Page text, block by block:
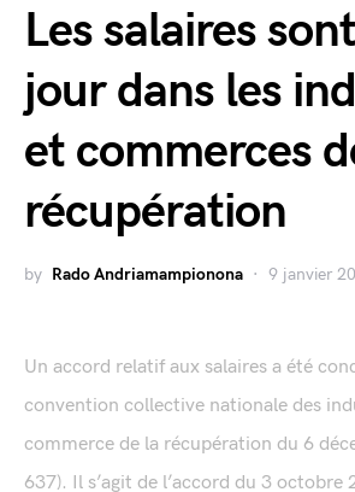
Les salaires
jour dans les
et commerces
récupération
by Rado Andriamampionona 9 janvier
Un accord relatif aux salaires a été
convention collective nationale des
commerce de la récupération du 6
637). Il s’agit de l’accord du 3 octobre